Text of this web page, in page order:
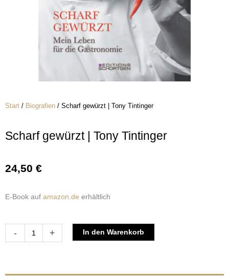
Start / Biografien / Scharf gewürzt | Tony Tintinger
Scharf gewürzt | Tony Tintinger
24,50 €
E-Book auf amazon.de erhältlich
-
Scharf
|
Tony
+ In den Warenkorb